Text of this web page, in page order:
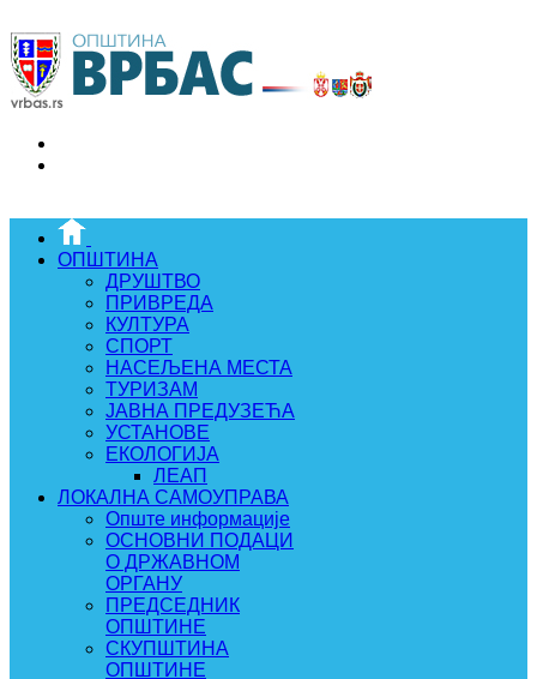
ОПШТИНА
ДРУШТВО
ПРИВРЕДА
КУЛТУРА
СПОРТ
НАСЕЉЕНА МЕСТА
ТУРИЗАМ
ЈАВНА ПРЕДУЗЕЋА
УСТАНОВЕ
ЕКОЛОГИЈА
ЛЕАП
ЛОКАЛНА САМОУПРАВА
Опште информације
ОСНОВНИ ПОДАЦИ
О ДРЖАВНОМ
ОРГАНУ
ПРЕДСЕДНИК
ОПШТИНЕ
СКУПШТИНА
ОПШТИНЕ